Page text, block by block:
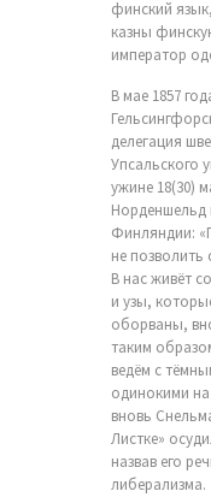
финский
казны
император
В мае 1857
делегация
Упсальского
ужине 18(30)
Норденшельд
Финляндии:
не
В нас живёт
и узы,
оборваны,
таким
ведём с
одинокими
вновь
Листке»
назвав его
либерализма.